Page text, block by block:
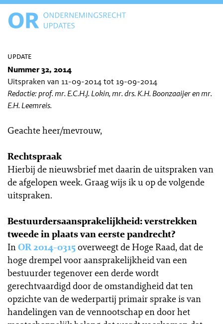
update
Nummer 32, 2014
Uitspraken van 11-09-2014 tot 19-09-2014
Redactie: prof. mr. E.C.H.J. Lokin, mr. drs. K.H. Boonzaaijer en mr.
E.H. Leemreis.
Geachte heer/mevrouw,
Rechtspraak
Hierbij de nieuwsbrief met daarin de uitspraken van
de afgelopen week. Graag wijs ik u op de volgende
uitspraken.
Bestuurdersaansprakelijkheid: verstrekken
tweede in plaats van eerste pandrecht?
InOR 2014-0315overweegt de Hoge Raad, dat de
hoge drempel voor aansprakelijkheid van een
bestuurder tegenover een derde wordt
gerechtvaardigd door de omstandigheid dat ten
opzichte van de wederpartij primair sprake is van
handelingen van de vennootschap en door het